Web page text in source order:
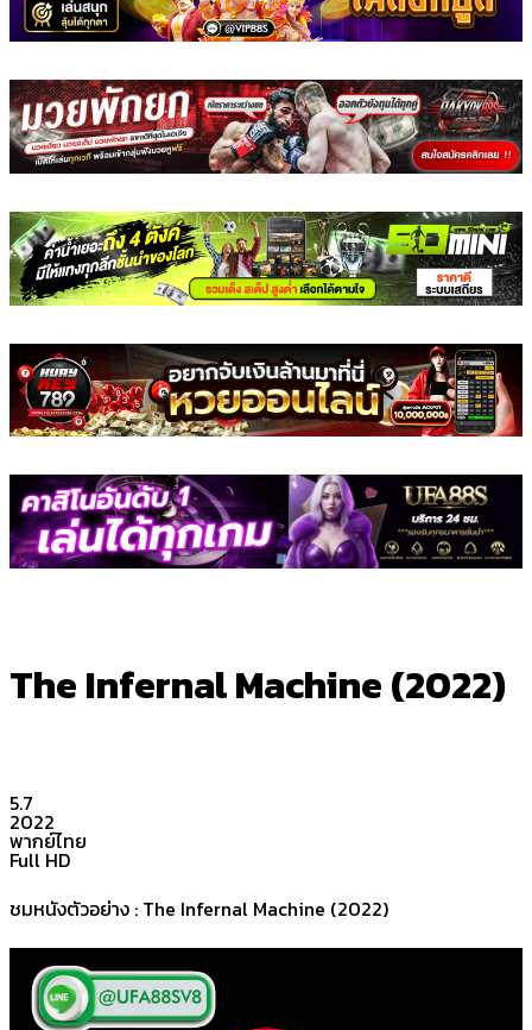
The Infernal Machine (2022)
5.7
2022
พากย์ไทย
Full HD
ชมหนังตัวอย่าง : The Infernal Machine (2022)